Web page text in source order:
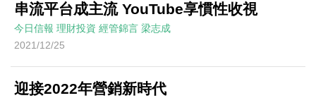
串流平台成主流 YouTube享慣性收視
今日信報 理財投資 經管錦言 梁志成
2021/12/25
迎接2022年營銷新時代